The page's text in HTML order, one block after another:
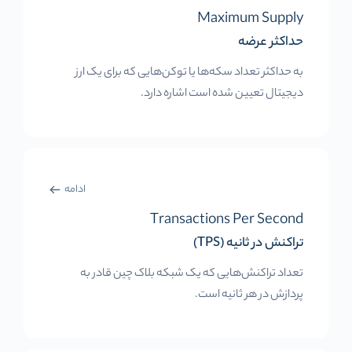
Maximum Supply
حداکثر عرضه
به حداکثر تعداد سکه‌ها یا توکن‌هایی که برای یک ارز
دیجیتال تعیین شده است اشاره دارد.
ادامه
Transactions Per Second
تراکنش در ثانیه (TPS)
تعداد تراکنش‌هایی که یک شبکه بلاک چین قادر به
پردازش در هر ثانیه است.